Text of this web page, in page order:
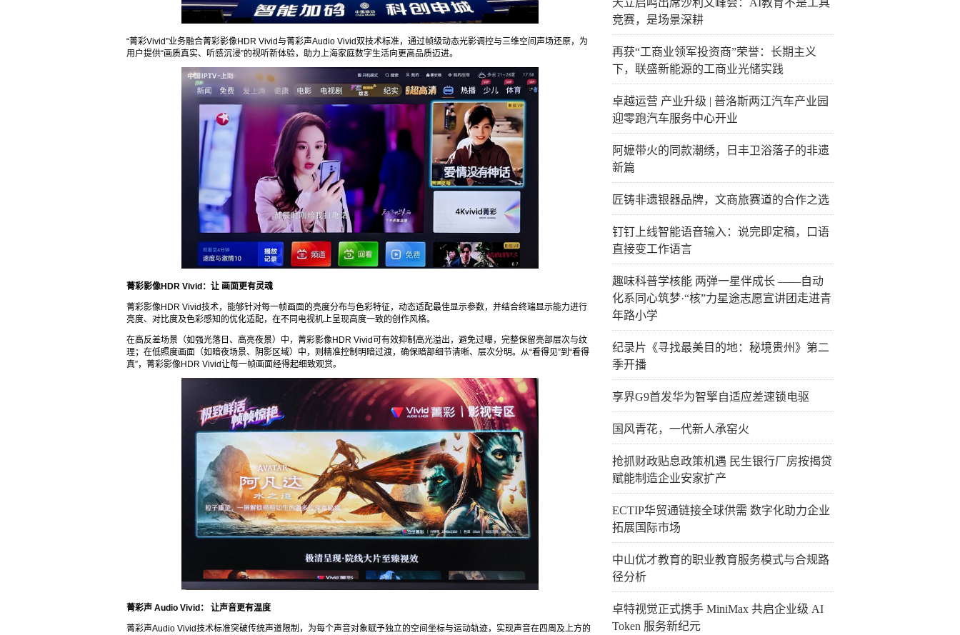
“菁彩Vivid”业务融合菁彩影像HDR Vivid与菁彩声Audio Vivid双技术标准，通过帧级动态光影调控与三维空间声场还原，为
用户提供“画质真实、听感沉浸”的视听新体验，助力上海家庭数字生活向更高品质迈进。
菁彩影像HDR Vivid：让 画面更有灵魂
菁彩影像HDR Vivid技术，能够针对每一帧画面的亮度分布与色彩特征，动态适配最佳显示参数，并结合终端显示能力进行
亮度、对比度及色彩感知的优化适配，在不同电视机上呈现高度一致的创作风格。
在高反差场景（如强光落日、高亮夜景）中，菁彩影像HDR Vivid可有效抑制高光溢出，避免过曝，完整保留亮部层次与纹
理；在低照度画面（如暗夜场景、阴影区域）中，则精准控制明暗过渡，确保暗部细节清晰、层次分明。从“看得见”到“看得
真”，菁彩影像HDR Vivid让每一帧画面经得起细致观赏。
菁彩声 Audio Vivid： 让声音更有温度
菁彩声Audio Vivid技术标准突破传统声道限制，为每个声音对象赋予独立的空间坐标与运动轨迹，实现声音在四周及上方的
天立启鸣出席沙利文峰会：AI教育不是工具
竞赛，是场景深耕
再获“工商业领军投资商”荣誉：长期主义
下，联盛新能源的工商业光储实践
卓越运营 产业升级 | 普洛斯两江汽车产业园
迎零跑汽车服务中心开业
阿嬷带火的同款潮绣，日丰卫浴落子的非遗
新篇
匠铸非遗银器品牌，文商旅赛道的合作之选
钉钉上线智能语音输入：说完即定稿，口语
直接变工作语言
趣味科普学核能 两弹一星伴成长 ——自动
化系同心筑梦·“核”力星途志愿宣讲团走进青
年路小学
纪录片《寻找最美目的地：秘境贵州》第二
季开播
享界G9首发华为智擎自适应差速锁电驱
国风青花，一代新人承窑火
抢抓财政贴息政策机遇 民生银行厂房按揭贷
赋能制造企业安家扩产
ECTIP华贸通链接全球供需 数字化助力企业
拓展国际市场
中山优才教育的职业教育服务模式与合规路
径分析
卓特视觉正式携手 MiniMax 共启企业级 AI
Token 服务新纪元